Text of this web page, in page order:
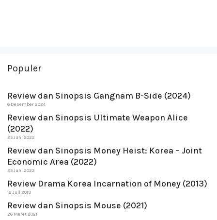
Populer
Review dan Sinopsis Gangnam B-Side (2024)
6 Desember 2024
Review dan Sinopsis Ultimate Weapon Alice
(2022)
25 Juni 2022
Review dan Sinopsis Money Heist: Korea – Joint
Economic Area (2022)
25 Juni 2022
Review Drama Korea Incarnation of Money (2013)
12 Juli 2019
Review dan Sinopsis Mouse (2021)
26 Maret 2021